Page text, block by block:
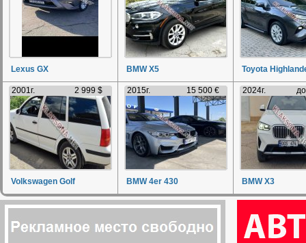
Lexus GX BMW X5 Toyota
2001г. 2 999 $
Volkswagen Golf
2015г. 15 500 €
BMW 4er 430
2024г.
BMW X3